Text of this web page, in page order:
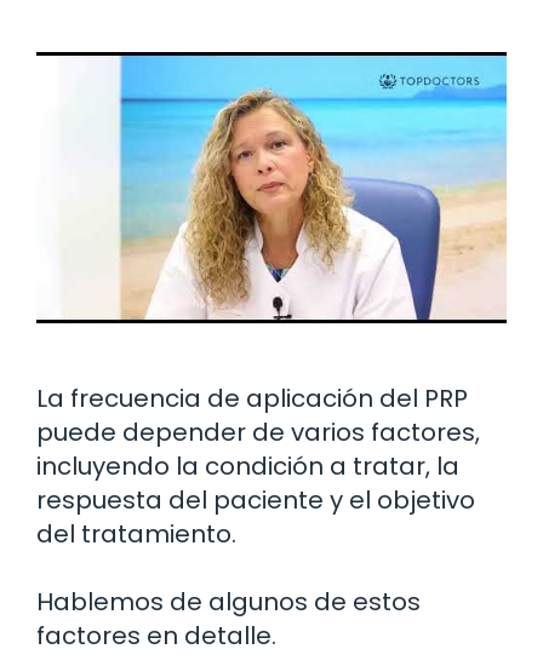
La frecuencia de aplicación del PRP
puede depender de varios factores,
incluyendo la condición a tratar, la
respuesta del paciente y el objetivo
del tratamiento.
Hablemos de algunos de estos
factores en detalle.